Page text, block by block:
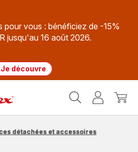
pour vous : bénéficiez de -15%
jusqu'au 16 août 2026.
Je découvre
MonMon
détachées et accessoires